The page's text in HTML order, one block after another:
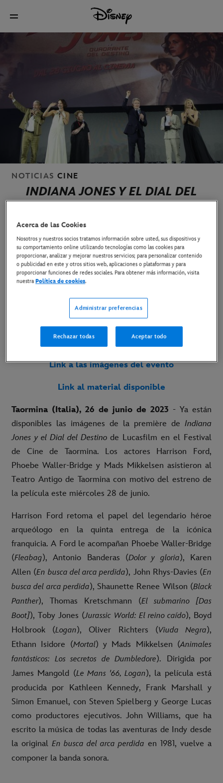
NOTICIAS CINE
INDIANA JONES Y EL DIAL DEL
DESTINO- YA DISPONIBLES LAS
IMÁGENES DE LA PREMIÈRE EN
TAORMINA
27 de junio de 2023
La película de Lucasfilm, protagonizada por Harrison
Ford y Phoebe Waller-Bridge, se estrena solo en cines
Link a las imágenes del evento
Link al material disponible
Taormina (Italia), 26 de junio de 2023 - Ya están
disponibles las imágenes de la première de Indiana
Jones y el Dial del Destinode Lucasfilm en el Festival
de Cine de Taormina. Los actores Harrison Ford,
Phoebe Waller-Bridge y Mads Mikkelsen asistieron al
Teatro Antigo de Taormina con motivo del estreno de
la película este miércoles 28 de junio.
Harrison Ford retoma el papel del legendario héroe
arqueólogo en la quinta entrega de la icónica
franquicia. A Ford le acompañan Phoebe Waller-Bridge
(Fleabag), Antonio Banderas (Dolor y gloria), Karen
Allen (En busca del arca perdida), John Rhys-Davies (En
busca del arca perdida), Shaunette Renee Wilson (Black
Panther), Thomas Kretschmann (El submarino [Das
Boot]), Toby Jones (Jurassic World: El reino caído), Boyd
Holbrook (Logan), Oliver Richters (Viuda Negra),
Ethann Isidore (Mortal) y Mads Mikkelsen (Animales
fantásticos: Los secretos de Dumbledore). Dirigida por
James Mangold (Le Mans '66, Logan), la película está
producida por Kathleen Kennedy, Frank Marshall y
Simon Emanuel, con Steven Spielberg y George Lucas
como productores ejecutivos. John Williams, que ha
escrito la música de todas las aventuras de Indy desde
la original En busca del arca perdida en 1981, vuelve a
componer la banda sonora.
Acerca de las Cookies
Nosotros y nuestros socios tratamos información sobre usted, sus dispositivos y
su comportamiento online utilizando tecnologías como las cookies para
proporcionar, analizar y mejorar nuestros servicios; para personalizar contenido
o publicidad en este y otros sitios web, aplicaciones o plataformas y para
proporcionar funciones de redes sociales. Para obtener más información, visita
nuestraPolítica de cookies.
Administrar preferencias
Rechazar todas Aceptar todo